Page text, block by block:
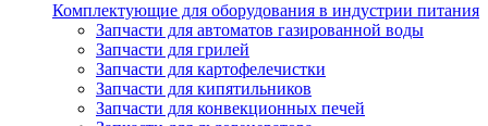
Комплектующие для оборудования в индустрии питания
Запчасти для автоматов газированной воды
Запчасти для грилей
Запчасти для картофелечистки
Запчасти для кипятильников
Запчасти для конвекционных печей